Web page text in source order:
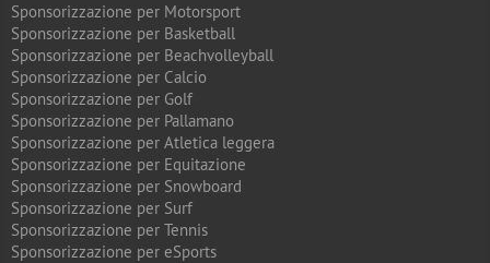
Sponsorizzazione per Motorsport
Sponsorizzazione per Basketball
Sponsorizzazione per Beachvolleyball
Sponsorizzazione per Calcio
Sponsorizzazione per Golf
Sponsorizzazione per Pallamano
Sponsorizzazione per Atletica leggera
Sponsorizzazione per Equitazione
Sponsorizzazione per Snowboard
Sponsorizzazione per Surf
Sponsorizzazione per Tennis
Sponsorizzazione per eSports